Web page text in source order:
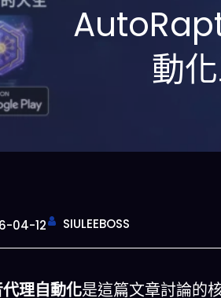
動
04-12 SIULEEBOSS
理自動化是這篇文章討論的